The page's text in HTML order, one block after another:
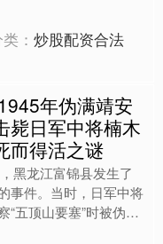
1....
：炒股配资合法
年伪满靖安
毙日军中将楠木
而得活之谜
黑龙江富锦县发生了
事件。当时，日军中将
“五顶山要塞”时被伪满
常龙基击毙。许多媒体